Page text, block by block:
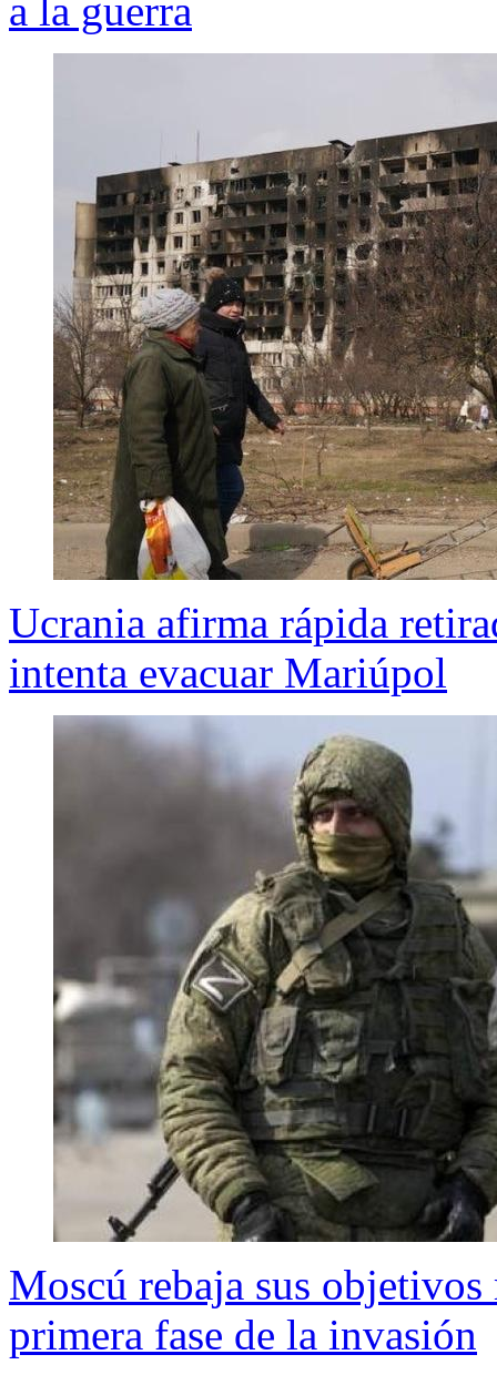
a la guerra
Ucrania afirma rápida
intenta evacuar Mariúpol
Moscú rebaja sus
primera fase de la invasión